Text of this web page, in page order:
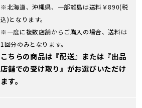
※北海道、沖縄県、一部離島は送料￥890(税
込)となります。
※一度に複数店舗からご購入の場合、送料は
1回分のみとなります。
こちらの商品は『配送』または『出品
店舗での受け取り』がお選びいただけ
ます。